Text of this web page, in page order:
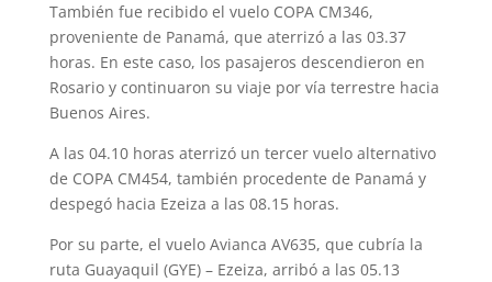
También fue recibido el vuelo COPA CM346,
proveniente de Panamá, que aterrizó a las 03.37
horas. En este caso, los pasajeros descendieron en
Rosario y continuaron su viaje por vía terrestre hacia
Buenos Aires.
A las 04.10 horas aterrizó un tercer vuelo alternativo
de COPA CM454, también procedente de Panamá y
despegó hacia Ezeiza a las 08.15 horas.
Por su parte, el vuelo Avianca AV635, que cubría la
ruta Guayaquil (GYE) – Ezeiza, arribó a las 05.13